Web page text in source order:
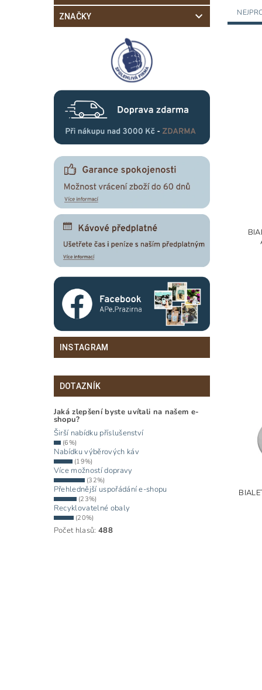
ZNAČKY
INSTAGRAM
DOTAZNÍK
Jaká zlepšení byste uvítali na našem e-
shopu?
Širší nabídku příslušenství
(6%)
Nabídku výběrových káv
(19%)
Více možností dopravy
(32%)
Přehlednější uspořádání e-shopu
(23%)
Recyklovatelné obaly
(20%)
Počet hlasů: 488